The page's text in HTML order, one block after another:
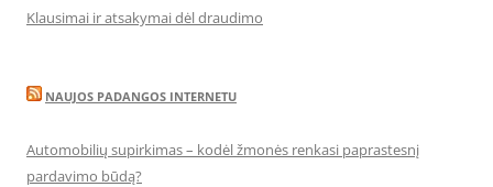
Klausimai ir atsakymai dėl draudimo
NAUJOS PADANGOS INTERNETU
Automobilių supirkimas – kodėl žmonės renkasi paprastesnį
pardavimo būdą?